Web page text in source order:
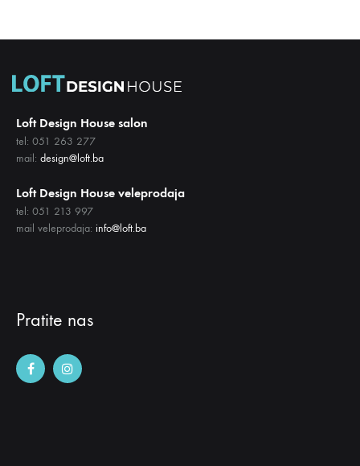
Loft Design House salon
tel: 051 263 277
mail: design@loft.ba
Loft Design House veleprodaja
tel: 051 213 997
mail veleprodaja: info@loft.ba
Pratite nas